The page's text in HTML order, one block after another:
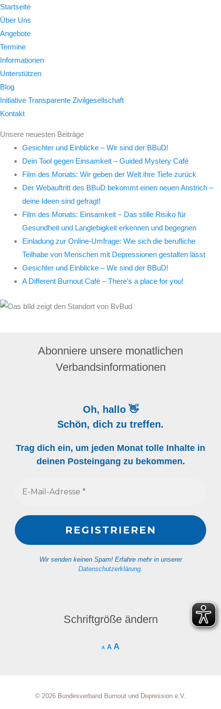
Startseite
Über Uns
Angebote
Termine
Informationen
Unterstützen
Blog
Initiative Transparente Zivilgesellschaft
Kontakt
Unsere neuesten Beiträge
Gesichter und Einblicke – Wir sind der BBuD!
Dein Tool gegen Einsamkeit – Guided Mystery Café
Film des Monats: Wir geben der Welt ihre Tiefe zurück
Der Webauftritt des BBuD bekommt einen neuen Anstrich –
deine Ideen sind gefragt!
Film des Monats: Einsamkeit – Das stille Risiko für
Gesundheit und Langlebigkeit erkennen und begegnen
Einladung zur Online-Umfrage: Wie sich die berufliche
Teilhabe von Menschen mit Depressionen gestalten lässt
Gesichter und Einblicke – Wir sind der BBuD!
A Different Burnout Café – There’s a place for you!
Abonniere unsere monatlichen
Verbandsinformationen
Oh, hallo 👋
Schön, dich zu treffen.
Trag dich ein, um jeden Monat tolle Inhalte in
deinen Posteingang zu bekommen.
Wir senden keinen Spam! Erfahre mehr in unserer
Datenschutzerklärung
Schriftgröße ändern
A A A
© 2026 Bundesverband Burnout und Depression e.V.